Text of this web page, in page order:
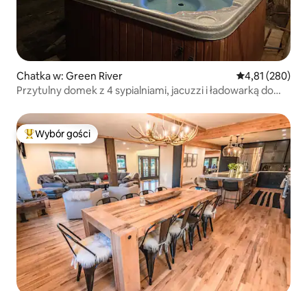
Chatka w: Green River Średnia
4,81 (280)
Przytulny domek z 4 sypialniami, jacuzzi i ładowarką do
Najpopularniejsze z kategorii Wybór gości
Wybór gości